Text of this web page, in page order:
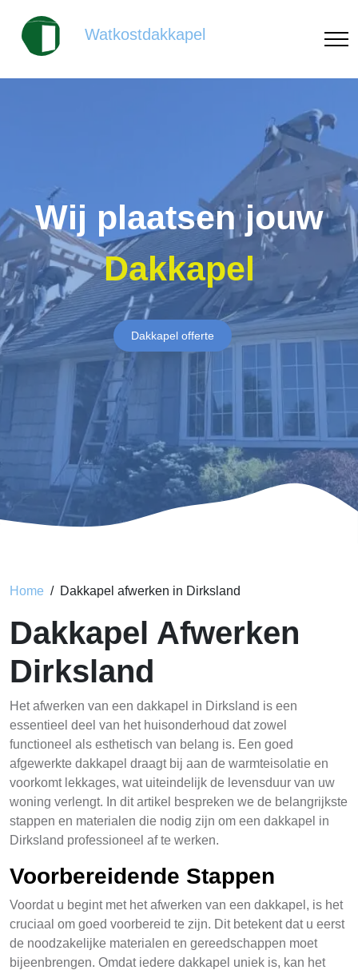
Watkostdakkapel
Wij plaatsen jouw
Dakkapel
Dakkapel offerte
Home Dakkapel afwerken in Dirksland
Dakkapel Afwerken
Dirksland
Het afwerken van een dakkapel in Dirksland is een
essentieel deel van het huisonderhoud dat zowel
functioneel als esthetisch van belang is. Een goed
afgewerkte dakkapel draagt bij aan de warmteisolatie en
voorkomt lekkages, wat uiteindelijk de levensduur van uw
woning verlengt. In dit artikel bespreken we de belangrijkste
stappen en materialen die nodig zijn om een dakkapel in
Dirksland professioneel af te werken.
Voorbereidende Stappen
Voordat u begint met het afwerken van een dakkapel, is het
cruciaal om goed voorbereid te zijn. Dit betekent dat u eerst
de noodzakelijke materialen en gereedschappen moet
bijeenbrengen. Omdat iedere dakkapel uniek is, kan het